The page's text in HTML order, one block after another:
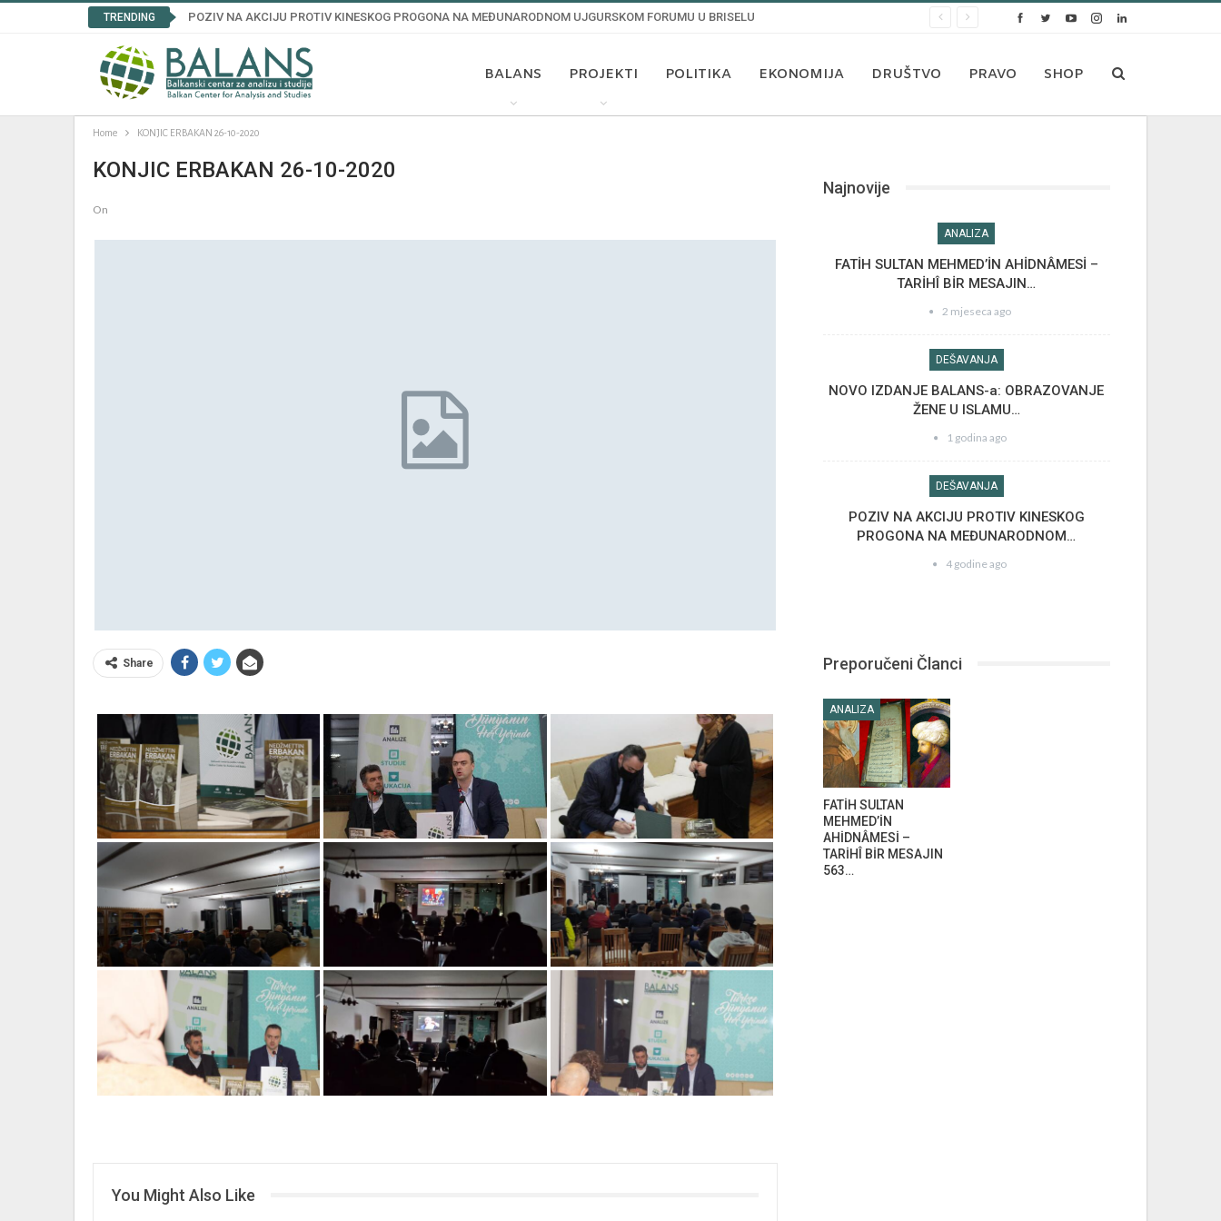
TRENDING POZIV NA AKCIJU PROTIV KINESKOG PROGONA NA MEĐUNARODNOM UJGURSKOM FORUMU U BRISELU
BALANS PROJEKTI POLITIKA EKONOMIJA DRUŠTVO PRAVO SHOP
Home KONJIC ERBAKAN 26-10-2020
KONJIC ERBAKAN 26-10-2020
On
Share
You Might Also Like
Najnovije
ANALIZA
FATİH SULTAN MEHMED’İN AHİDNÂMESİ –
TARİHÎ BİR MESAJIN…
2 mjeseca ago
DEŠAVANJA
NOVO IZDANJE BALANS-a: OBRAZOVANJE
ŽENE U ISLAMU…
1 godina ago
DEŠAVANJA
POZIV NA AKCIJU PROTIV KINESKOG
PROGONA NA MEĐUNARODNOM…
4 godine ago
Preporučeni Članci
ANALIZA
FATİH SULTAN
MEHMED’İN
AHİDNÂMESİ –
TARİHÎ BİR MESAJIN
563…